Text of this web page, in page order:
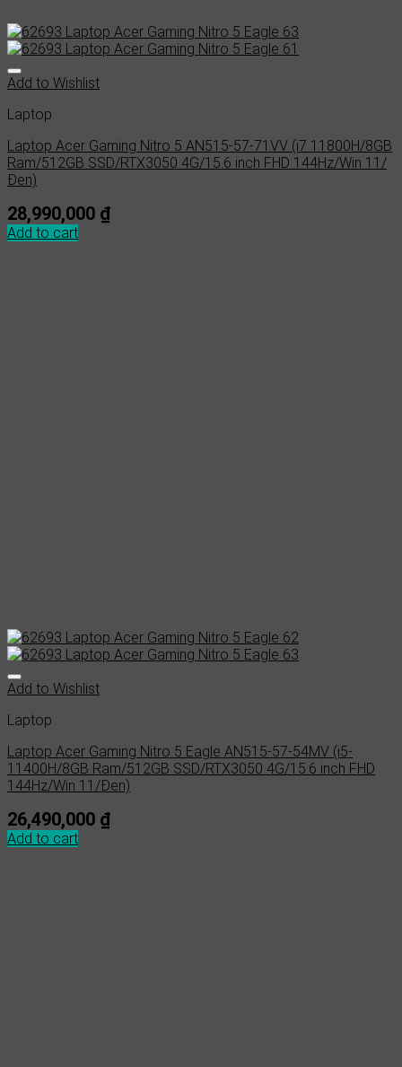
Add to Wishlist
Laptop
Laptop Acer Gaming Nitro 5 AN515-57-71VV (i7 11800H/8GB
Ram/512GB SSD/RTX3050 4G/15.6 inch FHD 144Hz/Win 11/
Đen)
28,990,000 ₫
Add to cart
Add to Wishlist
Laptop
Laptop Acer Gaming Nitro 5 Eagle AN515-57-54MV (i5-
11400H/8GB Ram/512GB SSD/RTX3050 4G/15.6 inch FHD
144Hz/Win 11/Đen)
26,490,000 ₫
Add to cart